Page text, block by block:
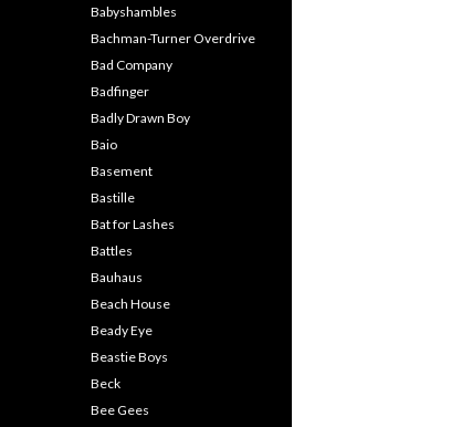
Babyshambles
Bachman-Turner Overdrive
Bad Company
Badfinger
Badly Drawn Boy
Baio
Basement
Bastille
Bat for Lashes
Battles
Bauhaus
Beach House
Beady Eye
Beastie Boys
Beck
Bee Gees